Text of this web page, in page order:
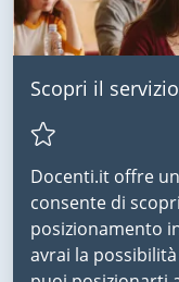
Scopri il
Docenti.it offre
consente di
posizionamento
avrai la